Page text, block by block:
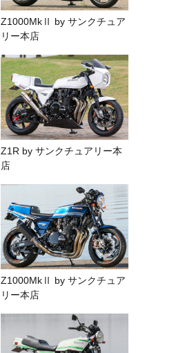
Z1000MkⅡ by サンクチュア
リー本店
Z1R by サンクチュアリー本
店
Z1000MkⅡ by サンクチュア
リー本店